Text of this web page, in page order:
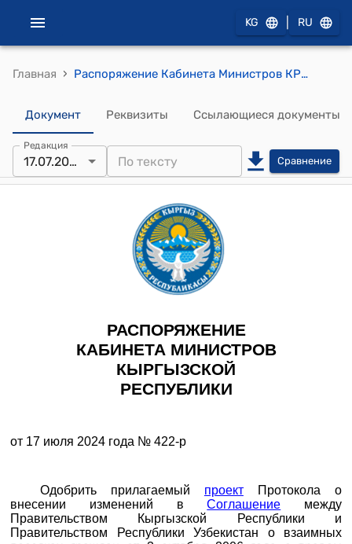
KG RU
Главная › Распоряжение Кабинета Министров КР от 17 июля 2024 года № 422-р (Об одобрении проекта Протокола о внесении изменений в Соглашение между Правительством Кыргызской Республики и Правительством Республики Узбекистан о взаимных поездках граждан от 3 октября 2006 года)
Документ Реквизиты Ссылающиеся документы
Редакция
17.07.2024 Сравнение